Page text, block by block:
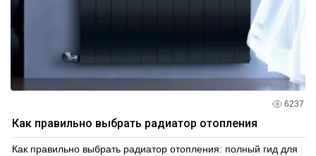
6237
Как правильно выбрать радиатор отопления
Как правильно выбрать радиатор отопления: полный гид для